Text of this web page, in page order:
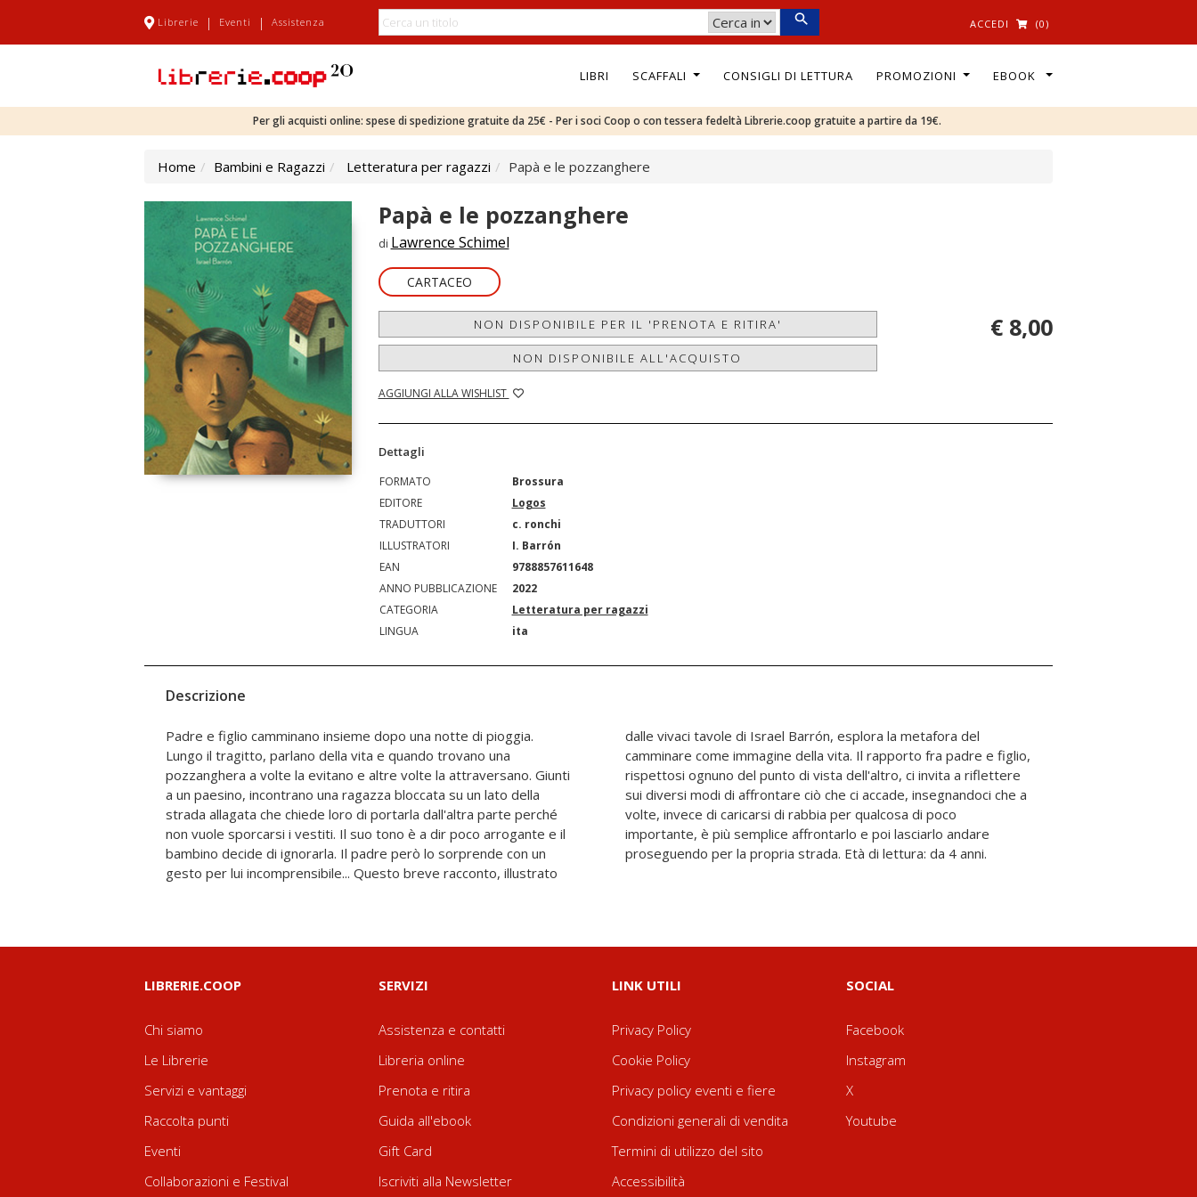
Librerie | Eventi | Assistenza ACCEDI (0)
LIBRI SCAFFALI CONSIGLI DI LETTURA PROMOZIONI EBOOK
Per gli acquisti online: spese di spedizione gratuite da 25€ - Per i soci Coop o con tessera fedeltà Librerie.coop gratuite a partire da 19€.
Home Bambini e Ragazzi Letteratura per ragazzi Papà e le pozzanghere
Papà e le pozzanghere
di Lawrence Schimel
CARTACEO
NON DISPONIBILE PER IL 'PRENOTA E RITIRA'
NON DISPONIBILE ALL'ACQUISTO
AGGIUNGI ALLA WISHLIST
€ 8,00
Dettagli
FORMATO
Brossura
EDITORE
Logos
TRADUTTORI
c. ronchi
ILLUSTRATORI
I. Barrón
EAN
9788857611648
ANNO PUBBLICAZIONE
2022
CATEGORIA
Letteratura per ragazzi
LINGUA
ita
Descrizione
Padre e figlio camminano insieme dopo una notte di pioggia.
Lungo il tragitto, parlano della vita e quando trovano una
pozzanghera a volte la evitano e altre volte la attraversano. Giunti
a un paesino, incontrano una ragazza bloccata su un lato della
strada allagata che chiede loro di portarla dall'altra parte perché
non vuole sporcarsi i vestiti. Il suo tono è a dir poco arrogante e il
bambino decide di ignorarla. Il padre però lo sorprende con un
gesto per lui incomprensibile... Questo breve racconto, illustrato
dalle vivaci tavole di Israel Barrón, esplora la metafora del
camminare come immagine della vita. Il rapporto fra padre e figlio,
rispettosi ognuno del punto di vista dell'altro, ci invita a riflettere
sui diversi modi di affrontare ciò che ci accade, insegnandoci che a
volte, invece di caricarsi di rabbia per qualcosa di poco
importante, è più semplice affrontarlo e poi lasciarlo andare
proseguendo per la propria strada. Età di lettura: da 4 anni.
LIBRERIE.COOP
Chi siamo
Le Librerie
Servizi e vantaggi
Raccolta punti
Eventi
Collaborazioni e Festival
SERVIZI
Assistenza e contatti
Libreria online
Prenota e ritira
Guida all'ebook
Gift Card
Iscriviti alla Newsletter
LINK UTILI
Privacy Policy
Cookie Policy
Privacy policy eventi e fiere
Condizioni generali di vendita
Termini di utilizzo del sito
Accessibilità
SOCIAL
Facebook
Instagram
X
Youtube